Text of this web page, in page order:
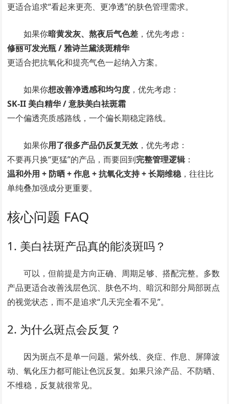
更适合追求“看起来更亮、更净透”的肤色管理需求。
如果你暗黄发灰、熬夜后气色差 ，优先考虑：
修丽可发光瓶 / 雅诗兰黛淡斑精华
更适合把抗氧化和提亮气色一起纳入方案。
如果你想改善净透感和均匀度 ，优先考虑：
SK-II 美白精华 / 意肤美白祛斑霜
一个偏透亮质感路线，一个偏长期稳定路线。
如果你用了很多产品仍反复无效 ，优先考虑：
不要再只换“更猛”的产品，而要回到完整管理逻辑：
温和外用 + 防晒 + 作息 + 抗氧化支持 + 长期维稳，往往比
单纯叠加强成分更重要。
核心问题 FAQ
1. 美白祛斑产品真的能淡斑吗？
可以，但前提是方向正确、周期足够、搭配完整。多数
产品更适合改善浅层色沉、肤色不均、暗沉和部分局部斑点
的视觉状态，而不是追求“几天完全看不见”。
2. 为什么斑点会反复？
因为斑点不是单一问题。紫外线、炎症、作息、屏障波
动、氧化压力都可能让色沉反复。如果只涂产品、不防晒、
不维稳，反复就很常见。